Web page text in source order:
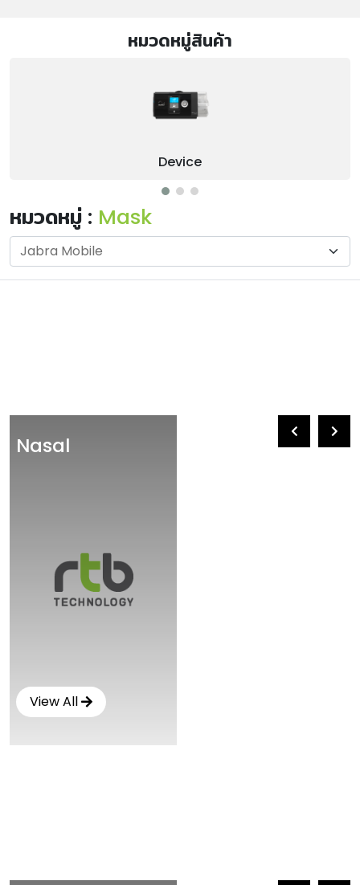
หมวดหมู่สินค้า
Device
หมวดหมู่ : Mask
Nasal
View All